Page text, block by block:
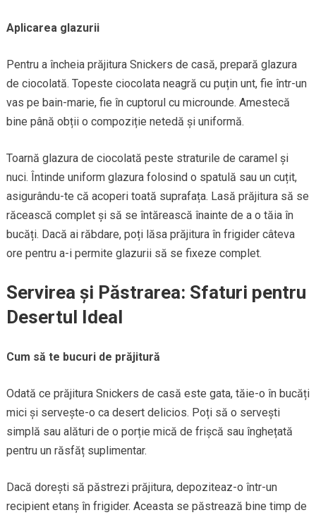
Aplicarea glazurii
Pentru a încheia prăjitura Snickers de casă, prepară glazura
de ciocolată. Topeste ciocolata neagră cu puțin unt, fie într-un
vas pe bain-marie, fie în cuptorul cu microunde. Amestecă
bine până obții o compoziție netedă și uniformă.
Toarnă glazura de ciocolată peste straturile de caramel și
nuci. Întinde uniform glazura folosind o spatulă sau un cuțit,
asigurându-te că acoperi toată suprafața. Lasă prăjitura să se
răcească complet și să se întărească înainte de a o tăia în
bucăți. Dacă ai răbdare, poți lăsa prăjitura în frigider câteva
ore pentru a-i permite glazurii să se fixeze complet.
Servirea și Păstrarea: Sfaturi pentru
Desertul Ideal
Cum să te bucuri de prăjitură
Odată ce prăjitura Snickers de casă este gata, tăie-o în bucăți
mici și servește-o ca desert delicios. Poți să o servești
simplă sau alături de o porție mică de frișcă sau înghețată
pentru un răsfăț suplimentar.
Dacă dorești să păstrezi prăjitura, depoziteaz-o într-un
recipient etanș în frigider. Aceasta se păstrează bine timp de